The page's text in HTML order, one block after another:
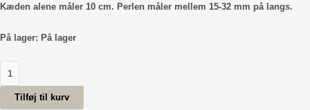
Kæden alene måler 10 cm. Perlen måler mellem 15-32 mm på langs.
På lager: På lager
Barok
Earchain
Tilføj til kurv